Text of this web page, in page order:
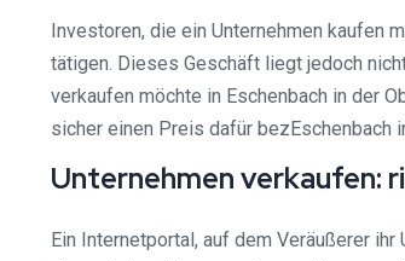
Investoren, die ein Unternehmen kaufen
tätigen. Dieses Geschäft liegt jedoch
verkaufen möchte in Eschenbach in der
sicher einen Preis dafür
Unternehmen verkaufen:
Ein Internetportal, auf dem Veräußerer